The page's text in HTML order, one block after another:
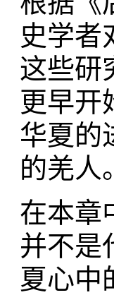
史学者
这些研
更早开
华夏的
的羌人。
在本章
并不是
夏心中